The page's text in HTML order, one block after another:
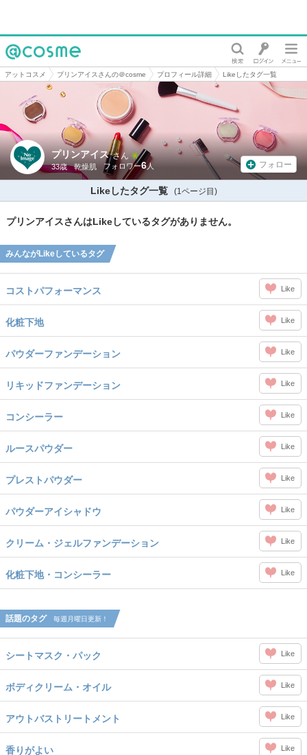
@cosme
アットコスメ プリンアイスさんの＠cosme プロフィール詳細 Likeしたタグ一覧
プリンアイス さん
33歳 乾燥肌 6 フォロー
Likeしたタグ一覧 (1ページ目)
プリンアイスさんはLikeしているタグがありません。
みんながLikeしているタグ
コストパフォーマンス Like
化粧下地 Like
パウダーファンデーション Like
リキッドファンデーション Like
コンシーラー Like
ルースパウダー Like
プレストパウダー Like
パウダーアイシャドウ Like
クリーム・ジェルファンデーション Like
化粧下地・コンシーラー Like
話題のタグ 毎週月曜日更新！
シートマスク・パック Like
ボディクリーム・オイル Like
アウトバストリートメント Like
香りがよい Like